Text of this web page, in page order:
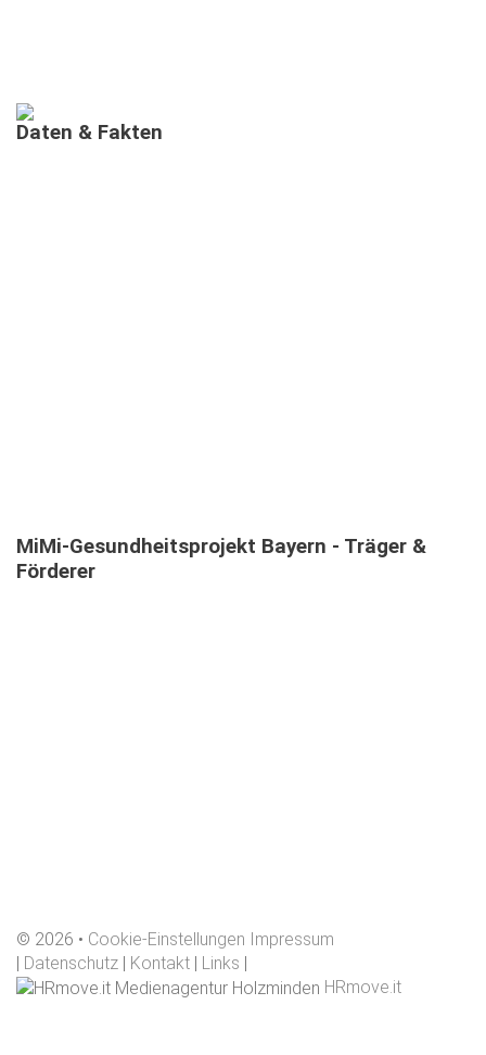
Daten & Fakten
MiMi-Gesundheitsprojekt Bayern - Träger &
Förderer
© 2026 Cookie-Einstellungen Impressum
Datenschutz Kontakt Links
HRmove.it